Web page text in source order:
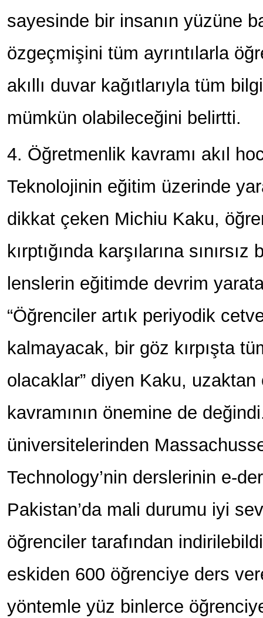
sayesinde bir insanın yüzüne
özgeçmişini tüm ayrıntılarla
akıllı duvar kağıtlarıyla tüm
mümkün olabileceğini belirtti.
4. Öğretmenlik kavramı akıl
Teknolojinin eğitim üzerinde
dikkat çeken Michiu Kaku,
kırptığında karşılarına
lenslerin eğitimde devrim
“Öğrenciler artık periyodik
kalmayacak, bir göz kırpışta
olacaklar” diyen Kaku,
kavramının önemine de
üniversitelerinden
Technology’nin derslerinin e-
Pakistan’da mali durumu iyi
öğrenciler tarafından
eskiden 600 öğrenciye ders
yöntemle yüz binlerce